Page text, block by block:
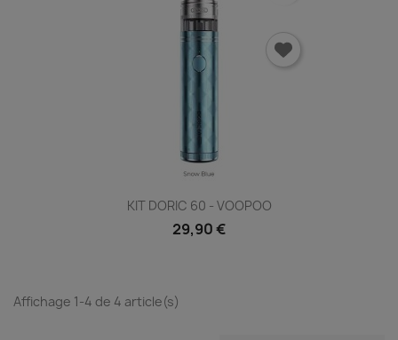
KIT DORIC 60 - VOOPOO
29,90 €
Affichage 1-4 de 4 article(s)